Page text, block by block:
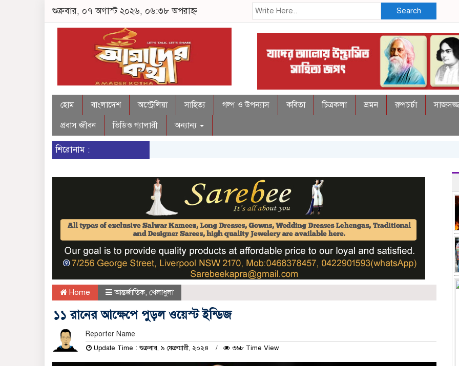
শুক্রবার, ০৭ অগাস্ট ২০২৬, ০৬:৩৮ অপরাহ্ন Search
হোম বাংলাদেশ অস্ট্রেলিয়া সাহিত্য গল্প ও উপন্যাস কবিতা চিত্রকলা ভ্রমন রুপচর্চা
প্রবাস জীবন
ভিডিও গ্যালারী অন্যান্য
শিরোনাম :
Home আন্তর্জাতিক, খেলাধুলা
১১ রানের আক্ষেপে পুড়ল ওয়েস্ট ইন্ডিজ
Reporter Name
Update Time : শুক্রবার, ৯ ফেব্রুয়ারী, ২০২৪ ৩৬৮ Time View